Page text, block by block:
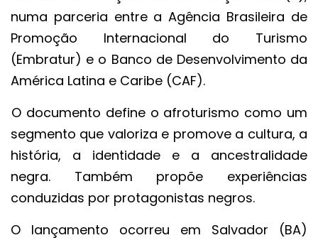
numa parceria entre a Agência Brasileira de
Promoção Internacional do Turismo
(Embratur) e o Banco de Desenvolvimento da
América Latina e Caribe (CAF).
O documento define o afroturismo como um
segmento que valoriza e promove a cultura, a
história, a identidade e a ancestralidade
negra. Também propõe experiências
conduzidas por protagonistas negros.
O lançamento ocorreu em Salvador (BA)